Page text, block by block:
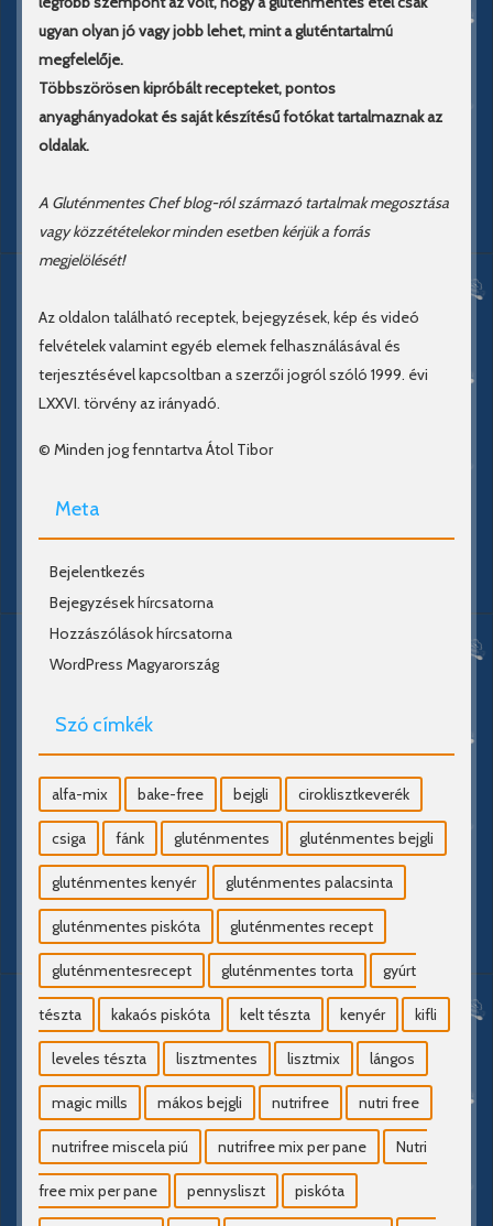
ugyan olyan jó vagy jobb lehet, mint a gluténtartalmú
megfelelője.
Többszörösen kipróbált recepteket, pontos
anyaghányadokat és saját készítésű fotókat tartalmaznak az
oldalak.
A Gluténmentes Chef blog-ról származó tartalmak megosztása
vagy közzétételekor minden esetben kérjük a forrás
megjelölését!
Az oldalon található receptek, bejegyzések, kép és videó
felvételek valamint egyéb elemek felhasználásával és
terjesztésével kapcsoltban a szerzői jogról szóló 1999. évi
LXXVI. törvény az irányadó.
© Minden jog fenntartva Átol Tibor
Meta
Bejelentkezés
Bejegyzések hírcsatorna
Hozzászólások hírcsatorna
WordPress Magyarország
Szó címkék
alfa-mix bake-free bejgli ciroklisztkeverék
csiga fánk gluténmentes gluténmentes bejgli
gluténmentes kenyér gluténmentes palacsinta
gluténmentes piskóta gluténmentes recept
gluténmentesrecept gluténmentes torta gyúrt
tészta kakaós piskóta kelt tészta kenyér kifli
leveles tészta lisztmentes lisztmix lángos
magic mills mákos bejgli nutrifree nutri free
nutrifree miscela piú nutrifree mix per pane Nutri
free mix per pane pennysliszt piskóta